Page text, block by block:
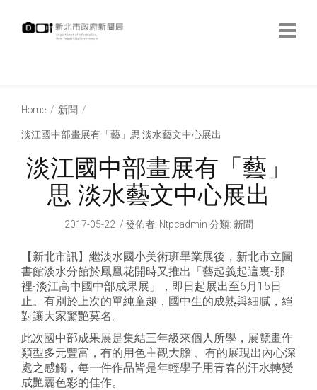
Home 新聞
淡江國中部畫展有「藝」思 淡水藝文中心展出
淡江國中部畫展有「藝」
思 淡水藝文中心展出
2017-05-22 發佈者: Ntpcadmin 分類: 新聞
【新北市訊】繼淡水國小美術班畢業展後，新北市立圖
書館淡水分館於鳳凰花開時又推出「藝起義起這裏-那
裡-淡江高中國中部成果展」，即日起展出至6月15日
止。有別於上次的單純童趣，國中生的成熟與細膩，絕
對讓大家驚艷莫名。
此次國中部成果展是集結三年級來個人所學，展覽畫作
類型多元豐富，有的用色主觀大膽 、有的展現出內心深
處之感觸，每一件作品皆是年輕學子用青春的汗水轉變
成艷麗色彩的佳作。